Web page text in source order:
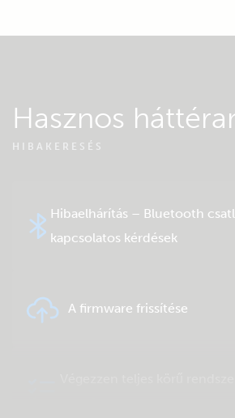
Hasznos
HIBAKERESÉS
Hibaelhárítás – Bluetooth
kapcsolatos kérdések
A firmware frissítése